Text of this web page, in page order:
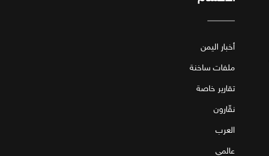
أخبار اليمن
ملفات ساخنة
تقارير خاصة
نقّارون
العرب
عالمي